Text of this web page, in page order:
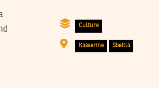
Culture
Kasserine Sbeitla